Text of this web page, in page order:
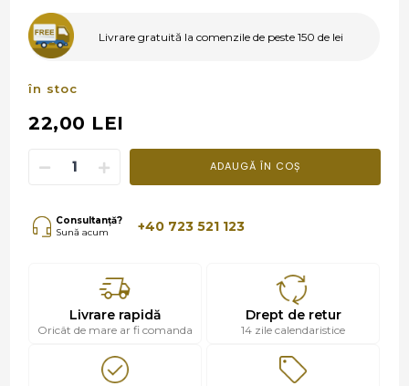
Livrare gratuită la comenzile de peste 150 de lei
în stoc
22,00 LEI
ADAUGĂ ÎN COȘ
Consultanță?
Sună acum
+40 723 521 123
Livrare rapidă
Oricât de mare ar fi comanda
Drept de retur
14 zile calendaristice